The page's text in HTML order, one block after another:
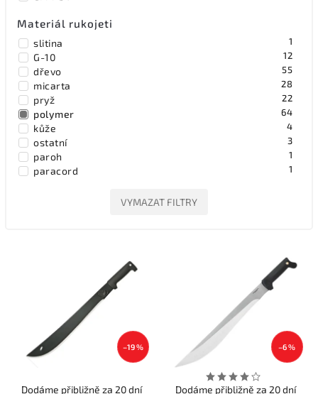
TOPS
Tramontina Brazil 4
United Cutlery 3
Materiál rukojeti
slitina 1
G-10 12
dřevo 55
micarta 28
pryž 22
polymer 64
kůže 4
ostatní 3
paroh 1
paracord 1
VYMAZAT FILTRY
–19 %
Dodáme přibližně za 20 dní
–6 %
Dodáme přibližně za 20 dní